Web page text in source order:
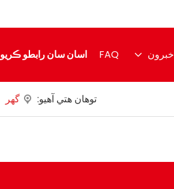
خبرون FAQ اسان سان رابطو ڪريو
توهان هتي آهيو: گهر